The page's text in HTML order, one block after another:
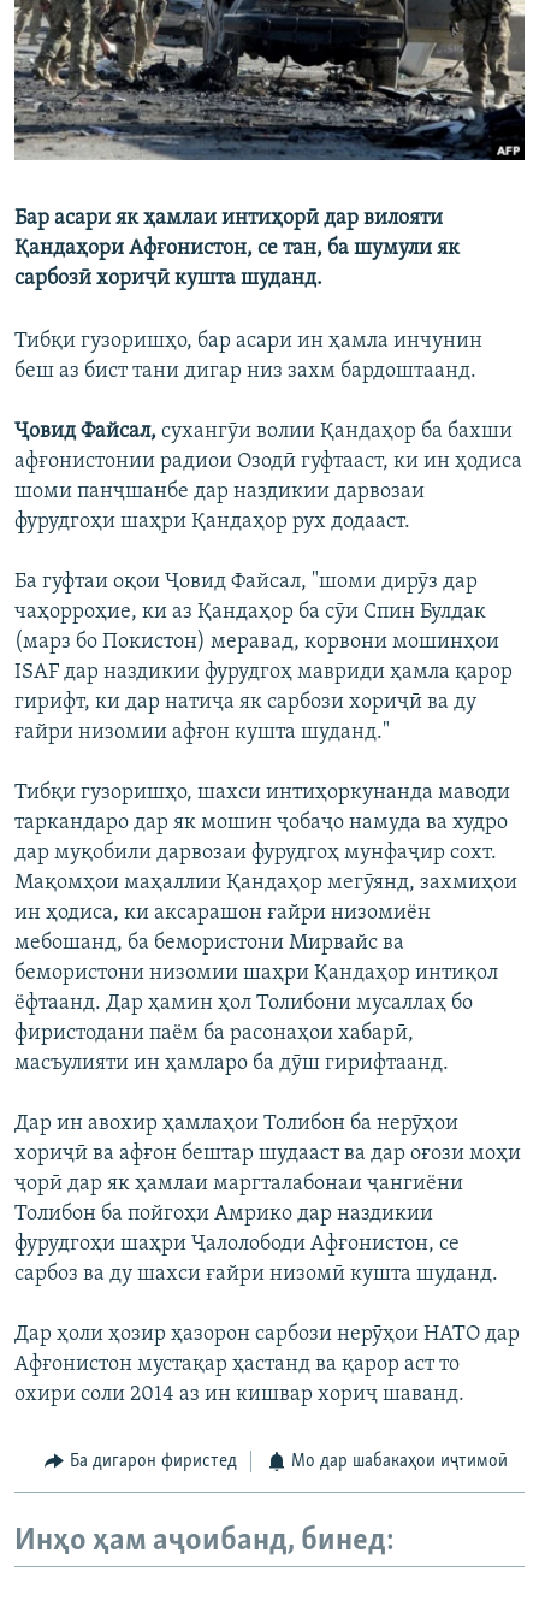
ГУЗОРИШҲОИ РАДИОӢ
Русский
ПАЙГИРӢ КУНЕД
Ҳамаи сомонаҳои RFE/RL
Бар асари як ҳамлаи интиҳорӣ дар вилояти
Қандаҳори Афғонистон, се тан, ба шумули як
сарбозӣ хориҷӣ кушта шуданд.
Тибқи гузоришҳо, бар асари ин ҳамла инчунин
беш аз бист тани дигар низ захм бардоштаанд.
Ҷовид Файсал, сухангӯи волии Қандаҳор ба бахши
афғонистонии радиои Озодӣ гуфтааст, ки ин ҳодиса
шоми панҷшанбе дар наздикии дарвозаи
фурудгоҳи шаҳри Қандаҳор рух додааст.
Ба гуфтаи оқои Ҷовид Файсал, "шоми дирӯз дар
чаҳорроҳие, ки аз Қандаҳор ба сӯи Спин Булдак
(марз бо Покистон) меравад, корвони мошинҳои
ISAF дар наздикии фурудгоҳ мавриди ҳамла қарор
гирифт, ки дар натиҷа як сарбози хориҷӣ ва ду
ғайри низомии афғон кушта шуданд."
Тибқи гузоришҳо, шахси интиҳоркунанда маводи
таркандаро дар як мошин ҷобаҷо намуда ва худро
дар муқобили дарвозаи фурудгоҳ мунфаҷир сохт.
Мақомҳои маҳаллии Қандаҳор мегӯянд, захмиҳои
ин ҳодиса, ки аксарашон ғайри низомиён
мебошанд, ба бемористони Мирвайс ва
бемористони низомии шаҳри Қандаҳор интиқол
ёфтаанд. Дар ҳамин ҳол Толибони мусаллаҳ бо
фиристодани паём ба расонаҳои хабарӣ,
масъулияти ин ҳамларо ба дӯш гирифтаанд.
Дар ин авохир ҳамлаҳои Толибон ба нерӯҳои
хориҷӣ ва афғон бештар шудааст ва дар оғози моҳи
ҷорӣ дар як ҳамлаи маргталабонаи ҷангиёни
Толибон ба пойгоҳи Амрико дар наздикии
фурудгоҳи шаҳри Ҷалолободи Афғонистон, се
сарбоз ва ду шахси ғайри низомӣ кушта шуданд.
Дар ҳоли ҳозир ҳазорон сарбози нерӯҳои НАТО дар
Афғонистон мустақар ҳастанд ва қарор аст то
охири соли 2014 аз ин кишвар хориҷ шаванд.
Ба дигарон фиристед Мо дар шабакаҳои иҷтимоӣ
Инҳо ҳам аҷоибанд, бинед: